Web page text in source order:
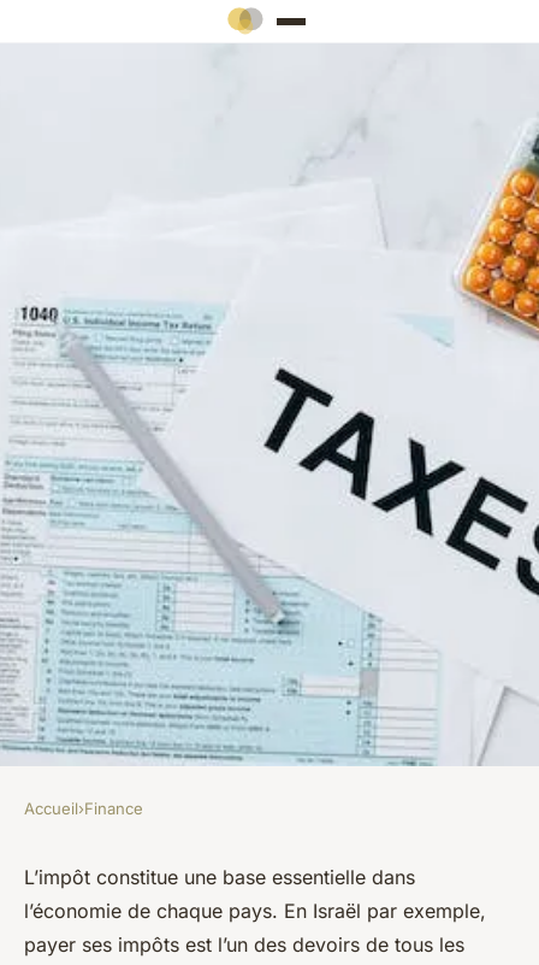
Quelle imposition pour les
résidents français en Israël ?
Accueil›Finance
L’impôt constitue une base essentielle dans
l’économie de chaque pays. En Israël par exemple,
payer ses impôts est l’un des devoirs de tous les